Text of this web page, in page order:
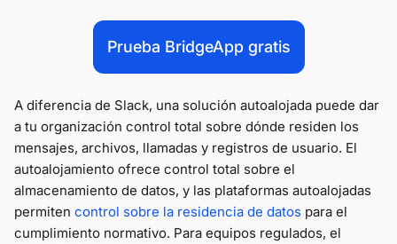
Prueba BridgeApp gratis
A diferencia de Slack, una solución autoalojada puede dar
a tu organización control total sobre dónde residen los
mensajes, archivos, llamadas y registros de usuario. El
autoalojamiento ofrece control total sobre el
almacenamiento de datos, y las plataformas autoalojadas
permiten control sobre la residencia de datos para el
cumplimiento normativo. Para equipos regulados, el